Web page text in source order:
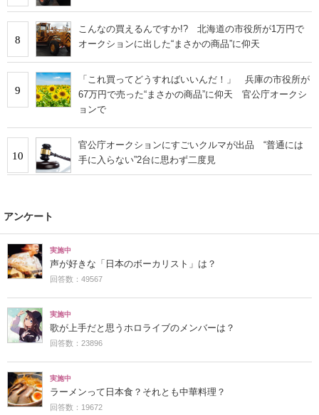
8
こんなの買えるんですか!? 北海道の市役所が1万円で
オークションに出した“まさかの商品”に仰天
9
「これ買ってどうすればいいんだ！」 兵庫の市役所が
67万円で売った“まさかの商品”に仰天 官公庁オークシ
ョンで
10
官公庁オークションにすごいクルマが出品 “普通には
手に入らない”2台に思わず二度見
アンケート
実施中
声が好きな「日本のボーカリスト」は？
回答数：49567
実施中
歌が上手だと思うホロライブのメンバーは？
回答数：23896
実施中
ラーメンって日本食？それとも中華料理？
回答数：19672